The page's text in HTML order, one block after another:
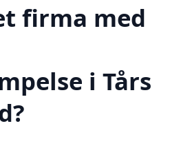
firma med
i Tårs